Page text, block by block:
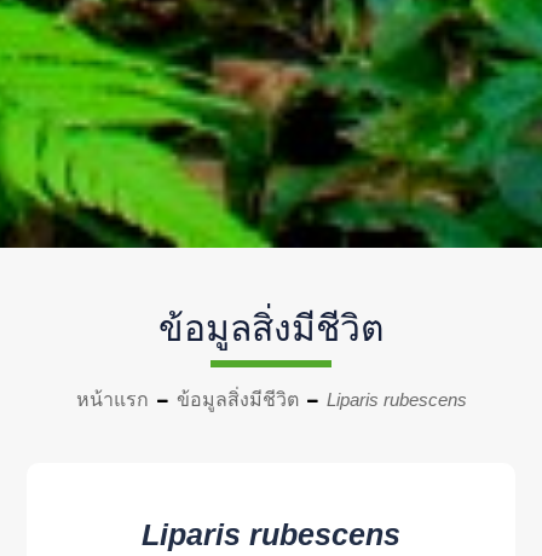
ข้อมูลสิ่งมีชีวิต
หน้าแรก ข้อมูลสิ่งมีชีวิต Liparis rubescens
Liparis rubescens